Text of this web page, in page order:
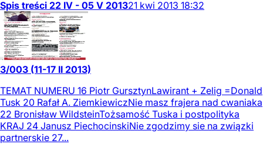
Spis treści 22 IV - 05 V 201321 kwi 2013 18:32
3/003 (11-17 II 2013)
TEMAT NUMERU 16 Piotr GursztynLawirant + Zelig =Donald
Tusk 20 Rafał A. ZiemkiewiczNie masz frajera nad cwaniaka
22 Bronisław WildsteinTożsamość Tuska i postpolityka
KRAJ 24 Janusz PiechocinskiNie zgodzimy sie na związki
partnerskie 27...